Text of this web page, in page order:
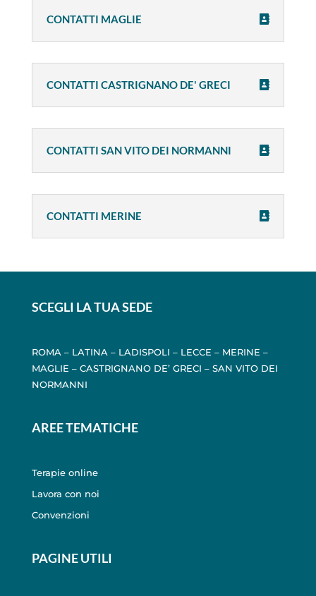
CONTATTI MAGLIE
CONTATTI CASTRIGNANO DE' GRECI
CONTATTI SAN VITO DEI NORMANNI
CONTATTI MERINE
SCEGLI LA TUA SEDE
ROMA – LATINA – LADISPOLI – LECCE – MERINE –
MAGLIE – CASTRIGNANO DE’ GRECI – SAN VITO DEI
NORMANNI
AREE TEMATICHE
Terapie online
Lavora con noi
Convenzioni
PAGINE UTILI